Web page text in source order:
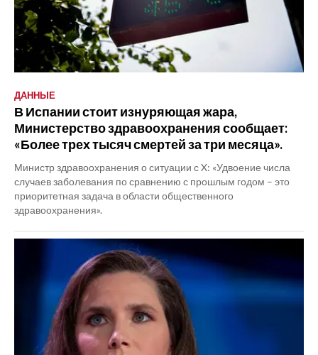
ДАННЫЕ
В Испании стоит изнуряющая жара,
Министерство здравоохранения сообщает:
«Более трех тысяч смертей за три месяца».
Министр здравоохранения о ситуации с X: «Удвоение числа
случаев заболевания по сравнению с прошлым годом – это
приоритетная задача в области общественного
здравоохранения».